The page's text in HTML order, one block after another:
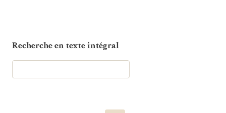
Recherche en texte intégral